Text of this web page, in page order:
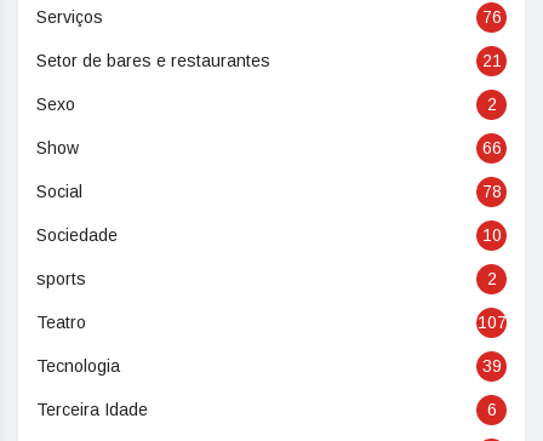
Serviços 76
Setor de bares e restaurantes 21
Sexo 2
Show 66
Social 78
Sociedade 10
sports 2
Teatro 107
Tecnologia 39
Terceira Idade 6